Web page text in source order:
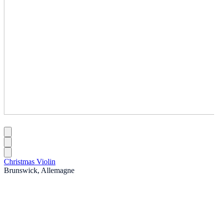
Christmas Violin
Brunswick, Allemagne